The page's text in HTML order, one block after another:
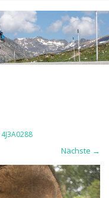
4J3A0288
Nächste →